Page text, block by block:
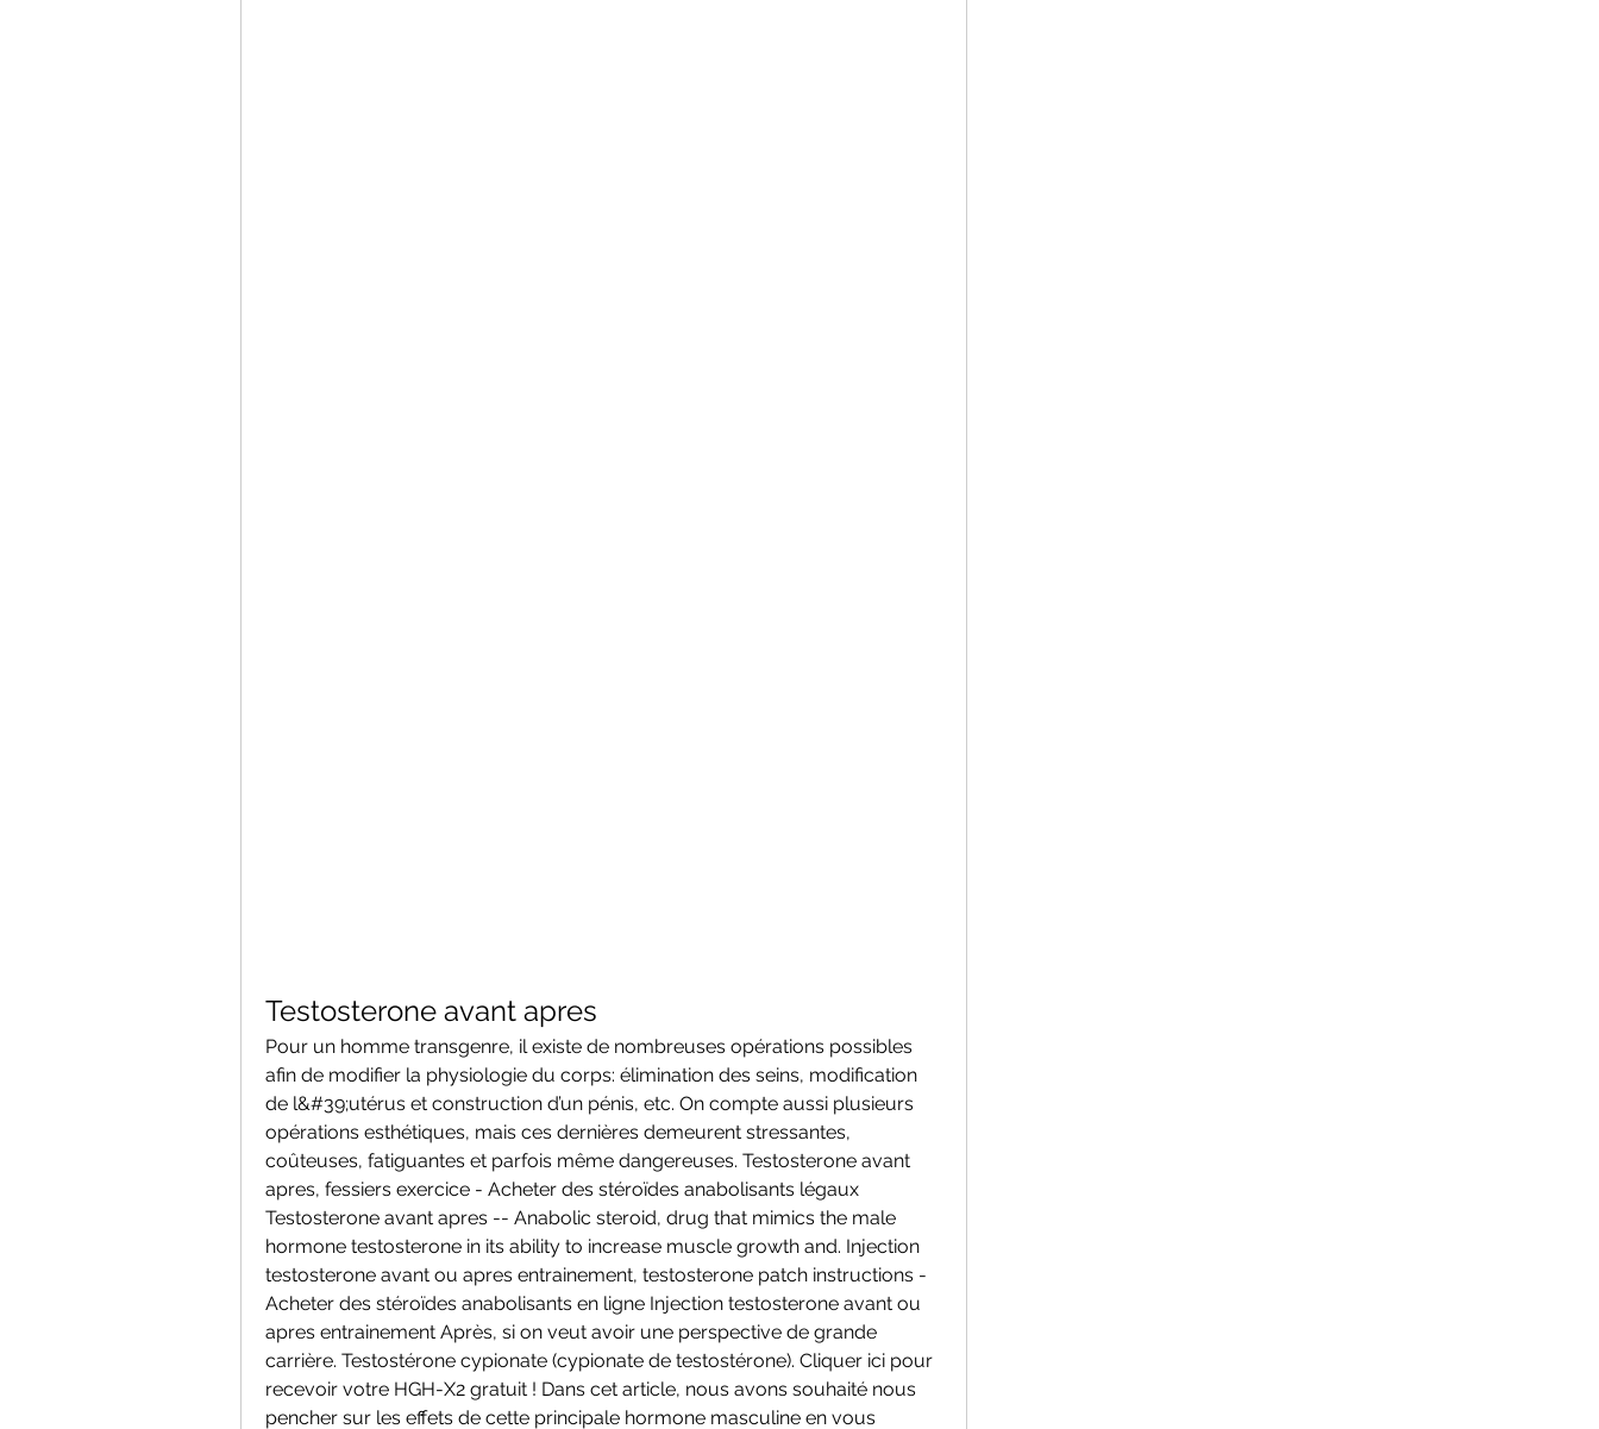
Testosterone avant apres
Pour un homme transgenre, il existe de nombreuses opérations possibles
afin de modifier la physiologie du corps: élimination des seins, modification
de l&#39;utérus et construction d’un pénis, etc. On compte aussi plusieurs
opérations esthétiques, mais ces dernières demeurent stressantes,
coûteuses, fatiguantes et parfois même dangereuses. Testosterone avant
apres, fessiers exercice - Acheter des stéroïdes anabolisants légaux
Testosterone avant apres -- Anabolic steroid, drug that mimics the male
hormone testosterone in its ability to increase muscle growth and. Injection
testosterone avant ou apres entrainement, testosterone patch instructions -
Acheter des stéroïdes anabolisants en ligne Injection testosterone avant ou
apres entrainement Après, si on veut avoir une perspective de grande
carrière. Testostérone cypionate (cypionate de testostérone). Cliquer ici pour
recevoir votre HGH-X2 gratuit ! Dans cet article, nous avons souhaité nous
pencher sur les effets de cette principale hormone masculine en vous